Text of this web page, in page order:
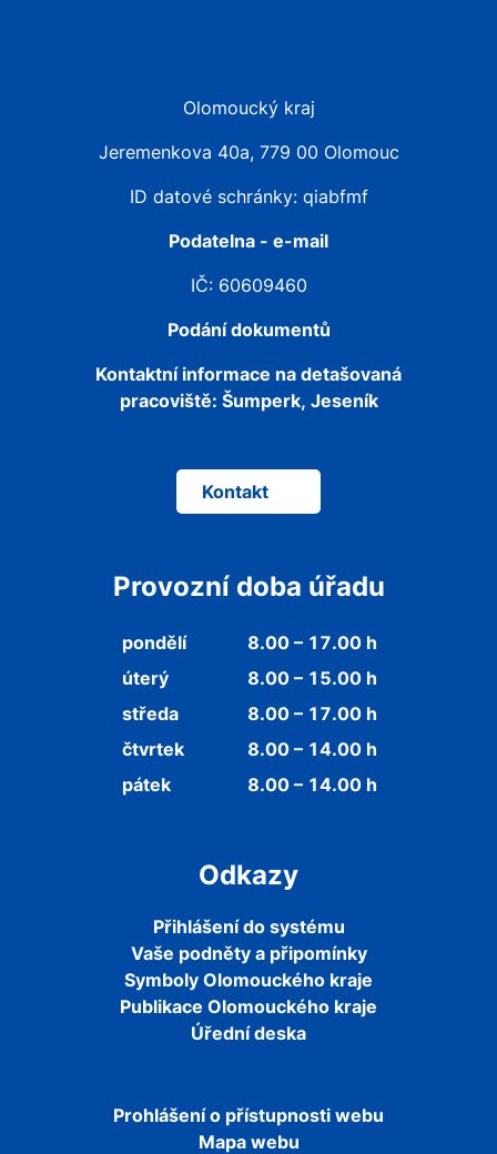
Olomoucký kraj
Jeremenkova 40a, 779 00 Olomouc
ID datové schránky: qiabfmf
Podatelna - e-mail
IČ: 60609460
Podání dokumentů
Kontaktní informace na detašovaná
pracoviště: Šumperk, Jeseník
Kontakt
Provozní doba úřadu
pondělí
8.00 – 17.00 h
úterý
8.00 – 15.00 h
středa
8.00 – 17.00 h
čtvrtek
8.00 – 14.00 h
pátek
8.00 – 14.00 h
Odkazy
Přihlášení do systému
Vaše podněty a připomínky
Symboly Olomouckého kraje
Publikace Olomouckého kraje
Úřední deska
Prohlášení o přístupnosti webu
Mapa webu